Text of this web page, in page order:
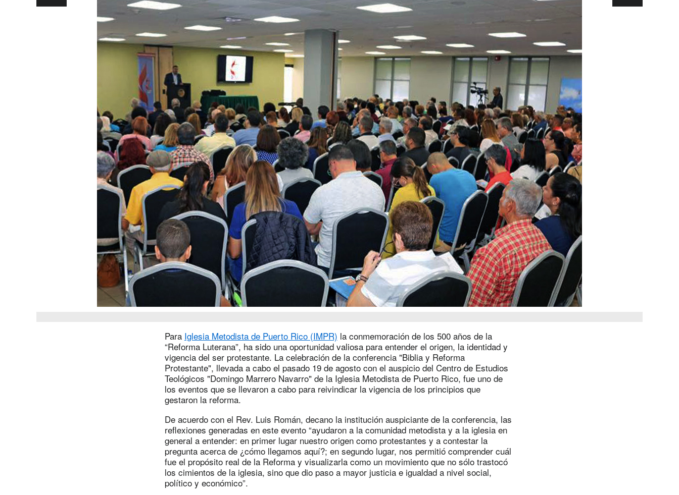
Para Iglesia Metodista de Puerto Rico (IMPR) la conmemoración de los 500 años de la
“Reforma Luterana”, ha sido una oportunidad valiosa para entender el origen, la identidad y
vigencia del ser protestante. La celebración de la conferencia "Biblia y Reforma
Protestante", llevada a cabo el pasado 19 de agosto con el auspicio del Centro de Estudios
Teológicos "Domingo Marrero Navarro" de la Iglesia Metodista de Puerto Rico, fue uno de
los eventos que se llevaron a cabo para reivindicar la vigencia de los principios que
gestaron la reforma.
De acuerdo con el Rev. Luis Román, decano la institución auspiciante de la conferencia, las
reflexiones generadas en este evento “ayudaron a la comunidad metodista y a la iglesia en
general a entender: en primer lugar nuestro origen como protestantes y a contestar la
pregunta acerca de ¿cómo llegamos aquí?; en segundo lugar, nos permitió comprender cuál
fue el propósito real de la Reforma y visualizarla como un movimiento que no sólo trastocó
los cimientos de la iglesia, sino que dio paso a mayor justicia e igualdad a nivel social,
político y económico”.